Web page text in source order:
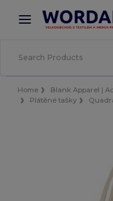
× Aplikace
Lepší ceny v
Home Blank Apparel |
Plátěné tašky